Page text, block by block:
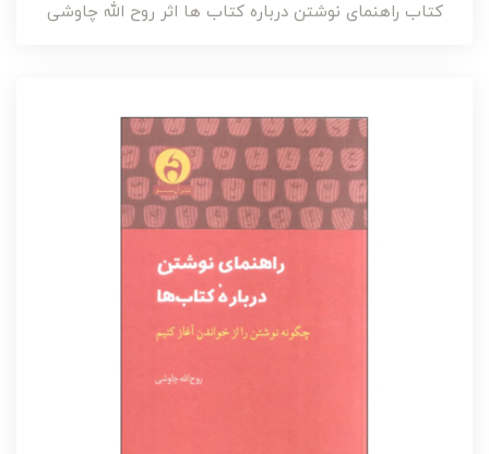
کتاب راهنمای نوشتن درباره کتاب ها اثر روح الله چاوشی